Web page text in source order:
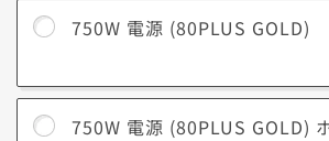
750W 電源 (80PLUS GOLD)
750W 電源 (80PLUS GOLD)